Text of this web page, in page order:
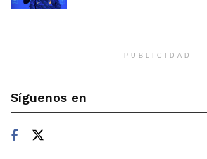
PUBLICIDAD
Síguenos en